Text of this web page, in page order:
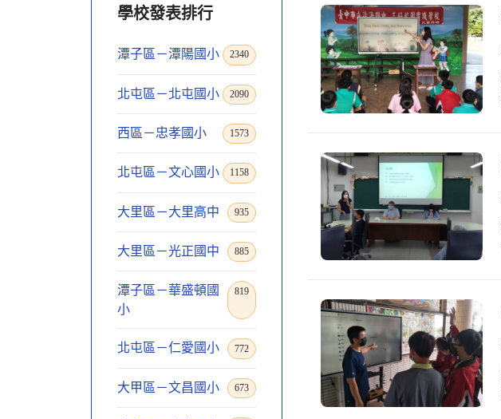
學校發表排行
潭子區－潭陽國小 2340
北屯區－北屯國小 2090
西區－忠孝國小 1573
北屯區－文心國小 1158
大里區－大里高中 935
大里區－光正國中 885
潭子區－華盛頓國
小
819
北屯區－仁愛國小 772
大甲區－文昌國小 673